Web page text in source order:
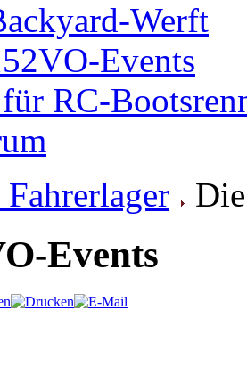
Werft
Events
für RC-
Fahrerlager
Events